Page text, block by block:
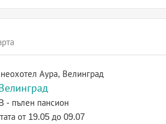
Аура, Велинград
- пълен пансион
от 19.05 до 09.07